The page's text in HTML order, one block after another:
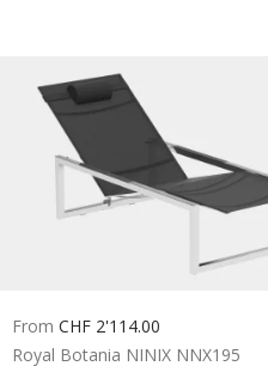
Royal Botania NINIX NNX195
From CHF 2'114.00